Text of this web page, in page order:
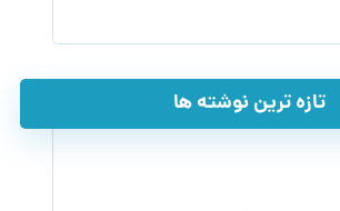
تازه ترین نوشته ها